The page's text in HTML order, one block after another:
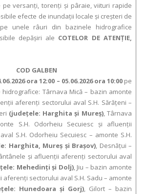
pe versanţi, torenţi şi pâraie, viituri rapide
efecte de inundaţii locale şi creşteri de
unele râuri din bazinele hidrografice
depăşiri ale COTELOR DE ATENŢIE,
COD GALBEN
ora 12:00 – 05.06.2026 ora 10:00 pe
Târnava Mică – bazin amonte
aferenţi sectorului aval S.H. Sărăţeni –
(județele: Harghita şi Mureş), Târnava
S.H. Odorheiu Secuiesc şi afluenţii
S.H. Odorheiu Secuiesc – amonte S.H.
Harghita, Mureş şi Braşov), Desnăţui –
şi afluenţii aferenţi sectorului aval
Mehedinţi şi Dolj), Jiu – bazin amonte
aferenţi sectorului aval S.H. Sadu – amonte
Hunedoara şi Gorj), Gilort – bazin